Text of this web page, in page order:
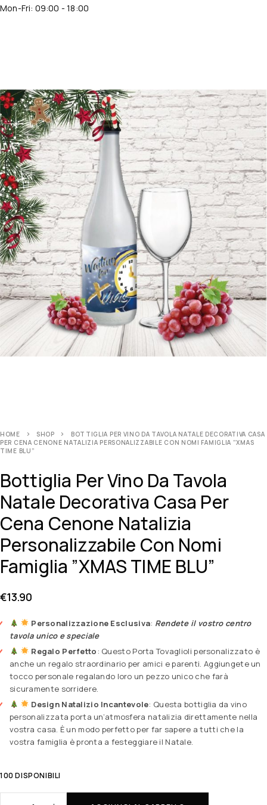
Mon-Fri: 09:00 - 18:00
HOME SHOP
BOTTIGLIA PER VINO DA TAVOLA NATALE DECORATIVA CASA
PER CENA CENONE NATALIZIA PERSONALIZZABILE CON NOMI FAMIGLIA ”XMAS
TIME BLU”
Bottiglia Per Vino Da Tavola
Natale Decorativa Casa Per
Cena Cenone Natalizia
Personalizzabile Con Nomi
Famiglia ”XMAS TIME BLU”
€13.90
Personalizzazione Esclusiva: Rendete il vostro centro
tavola unico e speciale
Regalo Perfetto : Questo Porta Tovaglioli personalizzato è
anche un regalo straordinario per amici e parenti. Aggiungete un
tocco personale regalando loro un pezzo unico che farà
sicuramente sorridere.
Design Natalizio Incantevole: Questa bottiglia da vino
personalizzata porta un’atmosfera natalizia direttamente nella
vostra casa. È un modo perfetto per far sapere a tutti che la
vostra famiglia è pronta a festeggiare il Natale.
100 DISPONIBILI